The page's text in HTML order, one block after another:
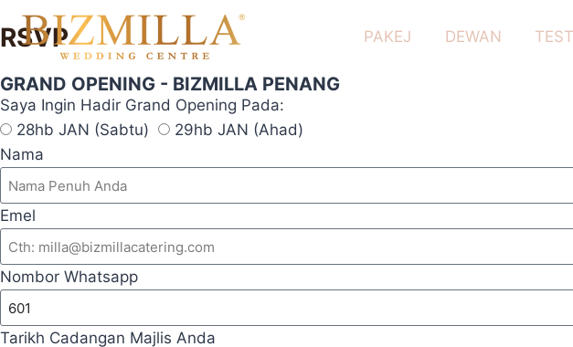
PAKEJ DEWAN
RSVP
GRAND OPENING - BIZMILLA PENANG
Saya Ingin Hadir Grand Opening Pada:
28hb JAN (Sabtu)
29hb JAN (Ahad)
Nama
Emel
Nombor Whatsapp
Tarikh Cadangan Majlis Anda